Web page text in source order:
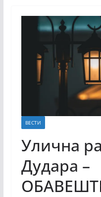
ВЕСТИ
Улична
Дудара –